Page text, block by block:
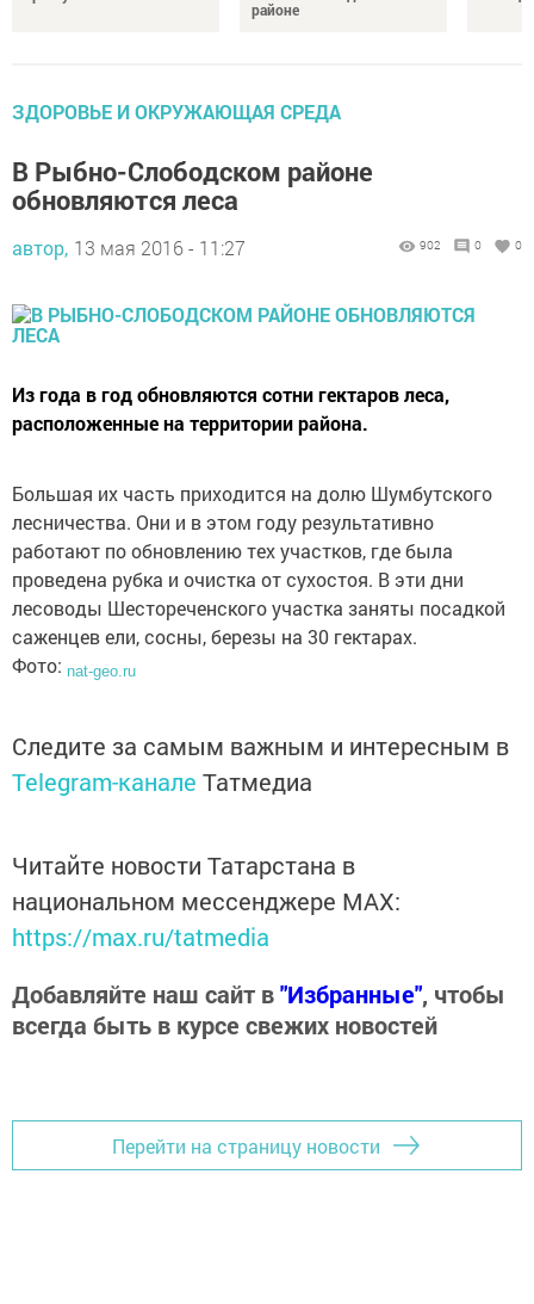
районе
ЗДОРОВЬЕ И ОКРУЖАЮЩАЯ СРЕДА
В Рыбно-Слободском районе
обновляются леса
автор, 13 мая 2016 - 11:27 902 0 0
Из года в год обновляются сотни гектаров леса,
расположенные на территории района.
Большая их часть приходится на долю Шумбутского
лесничества. Они и в этом году результативно
работают по обновлению тех участков, где была
проведена рубка и очистка от сухостоя. В эти дни
лесоводы Шестореченского участка заняты посадкой
саженцев ели, сосны, березы на 30 гектарах.
Фото: nat-geo.ru
Следите за самым важным и интересным в
Telegram-канале Татмедиа
Читайте новости Татарстана в
национальном мессенджере MАХ:
https://max.ru/tatmedia
Добавляйте наш сайт в"Избранные", чтобы
всегда быть в курсе свежих новостей
Перейти на страницу новости